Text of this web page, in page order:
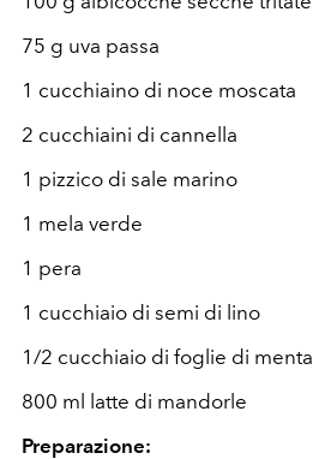
75 g uva passa
1 cucchiaino di noce moscata
2 cucchiaini di cannella
1 pizzico di sale marino
1 mela verde
1 pera
1 cucchiaio di semi di lino
1/2 cucchiaio di foglie di menta
800 ml latte di mandorle
Preparazione: